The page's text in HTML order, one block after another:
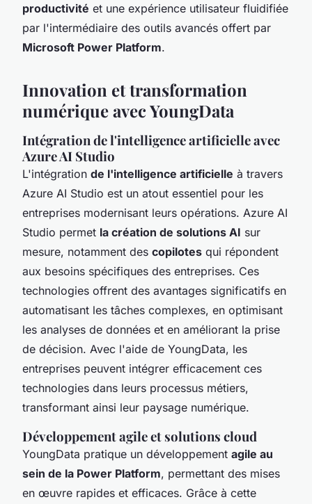
productivité et une expérience utilisateur fluidifiée
par l'intermédiaire des outils avancés offert par
Microsoft Power Platform.
Innovation et transformation
numérique avec YoungData
Intégration de l'intelligence artificielle avec
Azure AI Studio
L'intégration de l'intelligence artificielle à travers
Azure AI Studio est un atout essentiel pour les
entreprises modernisant leurs opérations. Azure AI
Studio permet la création de solutions AI sur
mesure, notamment des copilotes qui répondent
aux besoins spécifiques des entreprises. Ces
technologies offrent des avantages significatifs en
automatisant les tâches complexes, en optimisant
les analyses de données et en améliorant la prise
de décision. Avec l'aide de YoungData, les
entreprises peuvent intégrer efficacement ces
technologies dans leurs processus métiers,
transformant ainsi leur paysage numérique.
Développement agile et solutions cloud
YoungData pratique un développement agile au
sein de la Power Platform, permettant des mises
en œuvre rapides et efficaces. Grâce à cette